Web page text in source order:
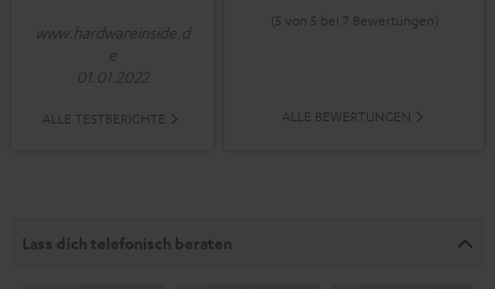
www.hardwareinside.d
e
01.01.2022
ALLE TESTBERICHTE
(5 von 5 bei 7 Bewertungen)
ALLE BEWERTUNGEN
Lass dich telefonisch beraten